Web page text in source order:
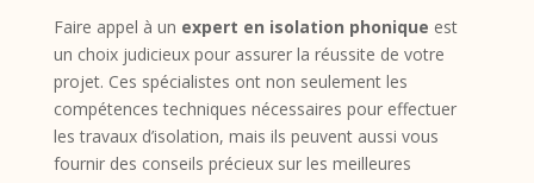
Faire appel à un expert en isolation phonique est
un choix judicieux pour assurer la réussite de votre
projet. Ces spécialistes ont non seulement les
compétences techniques nécessaires pour effectuer
les travaux d’isolation, mais ils peuvent aussi vous
fournir des conseils précieux sur les meilleures